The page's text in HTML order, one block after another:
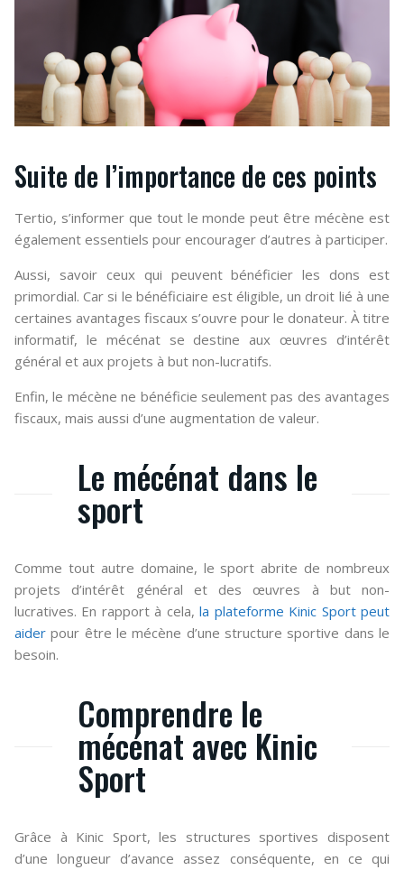
Suite de l’importance de ces points
Tertio, s’informer que tout le monde peut être mécène est
également essentiels pour encourager d’autres à participer.
Aussi, savoir ceux qui peuvent bénéficier les dons est
primordial. Car si le bénéficiaire est éligible, un droit lié à une
certaines avantages fiscaux s’ouvre pour le donateur. À titre
informatif, le mécénat se destine aux œuvres d’intérêt
général et aux projets à but non-lucratifs.
Enfin, le mécène ne bénéficie seulement pas des avantages
fiscaux, mais aussi d’une augmentation de valeur.
Le mécénat dans le
sport
Comme tout autre domaine, le sport abrite de nombreux
projets d’intérêt général et des œuvres à but non-
lucratives. En rapport à cela,la plateforme Kinic Sport peut
aider pour être le mécène d’une structure sportive dans le
besoin.
Comprendre le
mécénat avec Kinic
Sport
Grâce à Kinic Sport, les structures sportives disposent
d’une longueur d’avance assez conséquente, en ce qui